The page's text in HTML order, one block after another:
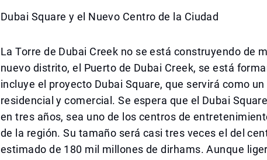
Dubai Square y el Nuevo Centro de la Ciudad
La Torre de Dubai Creek no se está construyendo de
nuevo distrito, el Puerto de Dubai Creek, se está
incluye el proyecto Dubai Square, que servirá como
residencial y comercial. Se espera que el Dubai
en tres años, sea uno de los centros de
de la región. Su tamaño será casi tres veces el del
estimado de 180 mil millones de dirhams. Aunque